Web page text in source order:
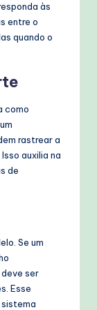
às
entre o
quando o
como
rastrear a
auxilia na
de
Se um
ser
Esse